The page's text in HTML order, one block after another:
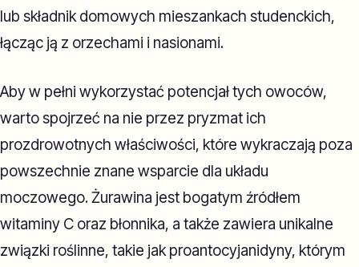
lub składnik domowych mieszankach studenckich,
łącząc ją z orzechami i nasionami.
Aby w pełni wykorzystać potencjał tych owoców,
warto spojrzeć na nie przez pryzmat ich
prozdrowotnych właściwości, które wykraczają poza
powszechnie znane wsparcie dla układu
moczowego. Żurawina jest bogatym źródłem
witaminy C oraz błonnika, a także zawiera unikalne
związki roślinne, takie jak proantocyjanidyny, którym